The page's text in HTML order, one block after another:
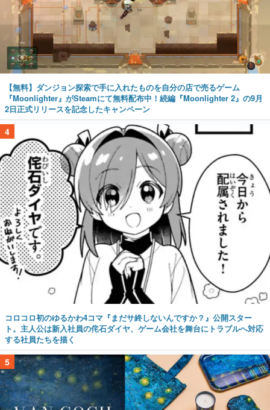
【無料】ダンジョン探索で手に入れたものを自分の店で売るゲーム
『Moonlighter』がSteamにて無料配布中！続編『Moonlighter 2』の9月
2日正式リリースを記念したキャンペーン
4
コロコロ初のゆるかわ4コマ『まだサ終しないんですか？』公開スター
ト。主人公は新入社員の侘石ダイヤ、ゲーム会社を舞台にトラブルへ対応
する社員たちを描く
5